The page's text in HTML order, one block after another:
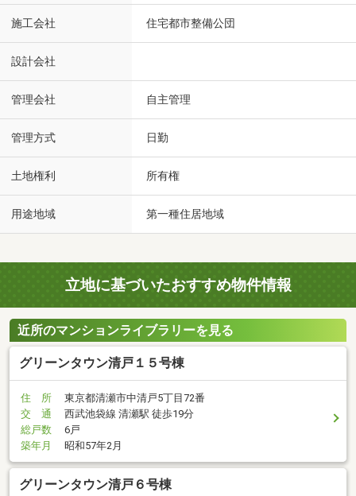
施工会社 住宅都市整備公団
設計会社
管理会社 自主管理
管理方式 日勤
土地権利 所有権
用途地域 第一種住居地域
立地に基づいたおすすめ物件情報
近所のマンションライブラリーを見る
グリーンタウン清戸１５号棟
住 所
東京都清瀬市中清戸5丁目72番
交 通
西武池袋線 清瀬駅 徒歩19分
総戸数
6戸
築年月
昭和57年2月
グリーンタウン清戸６号棟